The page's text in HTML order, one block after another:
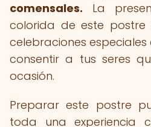
comensales. La
colorida de este
celebraciones
consentir a tus seres
ocasión.
Preparar este postre
toda una experiencia